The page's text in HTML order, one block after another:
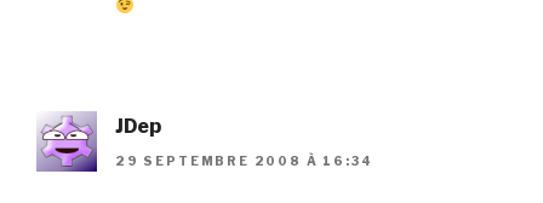
JDep
29 SEPTEMBRE 2008 À 16:34